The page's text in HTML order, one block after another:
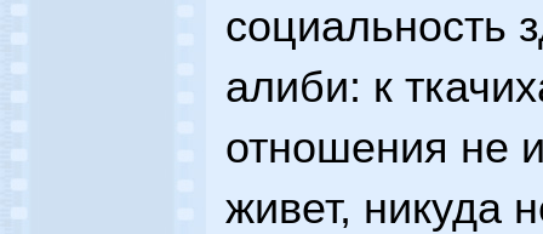
социальность
алиби: к
отношения не
живет, никуда